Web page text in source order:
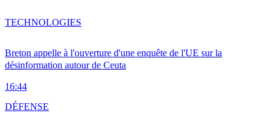
Breton appelle à l'ouverture d'une enquête de l'UE sur la
désinformation autour de Ceuta
16:44
TECHNOLOGIES
DÉFENSE